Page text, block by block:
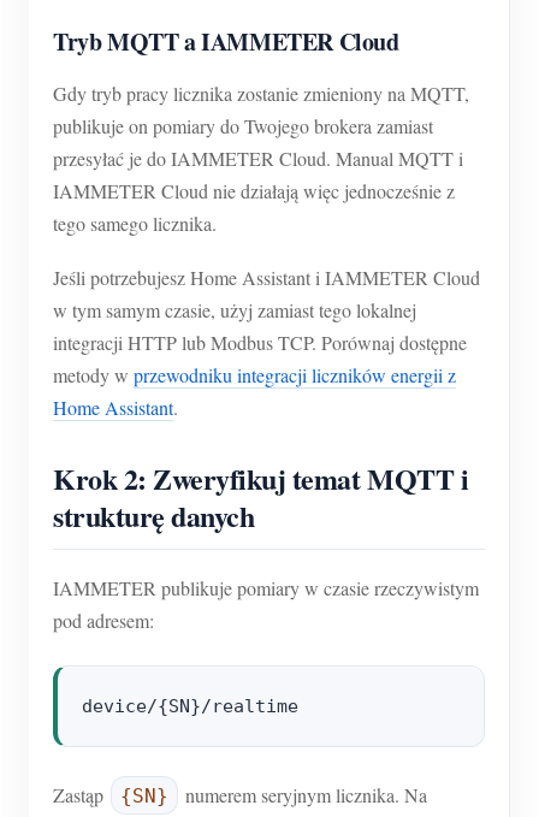
Tryb MQTT a IAMMETER Cloud
Gdy tryb pracy licznika zostanie zmieniony na MQTT,
publikuje on pomiary do Twojego brokera zamiast
przesyłać je do IAMMETER Cloud. Manual MQTT i
IAMMETER Cloud nie działają więc jednocześnie z
tego samego licznika.
Jeśli potrzebujesz Home Assistant i IAMMETER Cloud
w tym samym czasie, użyj zamiast tego lokalnej
integracji HTTP lub Modbus TCP. Porównaj dostępne
metody w przewodniku integracji liczników energii z
Home Assistant.
Krok 2: Zweryfikuj temat MQTT i
strukturę danych
IAMMETER publikuje pomiary w czasie rzeczywistym
pod adresem:
Zastąp {SN}
numerem seryjnym licznika. Na